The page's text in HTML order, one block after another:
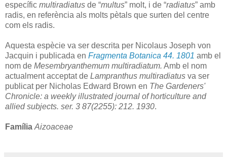
específic multiradiatus de “multus” molt, i de “radiatus” amb
radis, en referència als molts pètals que surten del centre
com els radis.
Aquesta espècie va ser descrita per Nicolaus Joseph von
Jacquin i publicada en Fragmenta Botanica 44. 1801 amb el
nom de Mesembryanthemum multiradiatum. Amb el nom
actualment acceptat de Lampranthus multiradiatus va ser
publicat per Nicholas Edward Brown en The Gardeners'
Chronicle: a weekly illustrated journal of horticulture and
allied subjects. ser. 3 87(2255): 212. 1930.
Família Aizoaceae